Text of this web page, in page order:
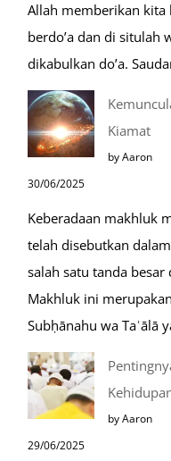
Umroh
Allah memberikan kita
berdo’a dan di situlah
dikabulkan do’a.
Kiamat
by Aaron
30/06/2025
Keberadaan makhluk
telah disebutkan
salah satu tanda
Makhluk ini
Subḥānahu wa Taʿālā
by Aaron
29/06/2025